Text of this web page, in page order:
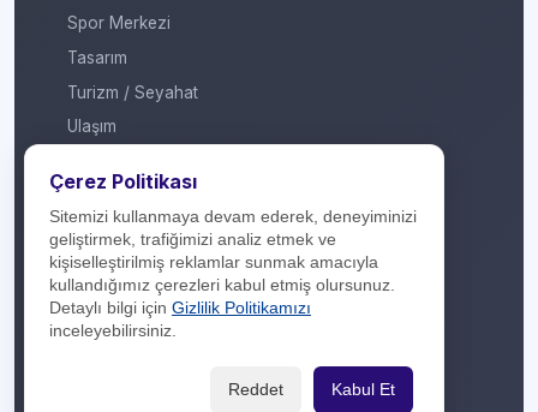
Spor Merkezi
Tasarım
Turizm / Seyahat
Ulaşım
Yapı Marketi
Yurt Dışı / Duty Free
Hakkımızda
İletişim
Çerez Politikası
Sitemizi kullanmaya devam ederek, deneyiminizi
geliştirmek, trafiğimizi analiz etmek ve
kişiselleştirilmiş reklamlar sunmak amacıyla
kullandığımız çerezleri kabul etmiş olursunuz.
Detaylı bilgi için Gizlilik Politikamızı
inceleyebilirsiniz.
Reddet Kabul Et